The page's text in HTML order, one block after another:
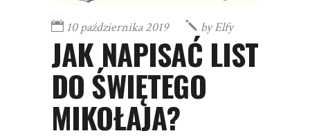
10 października 2019 byElfy
JAK NAPISAĆ LIST
DO ŚWIĘTEGO
MIKOŁAJA?